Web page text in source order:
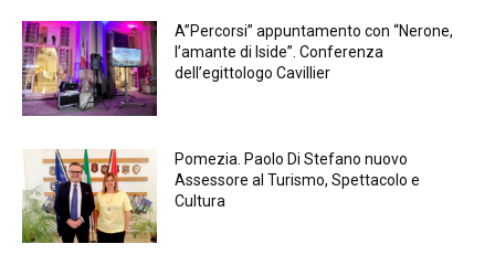
A”Percorsi” appuntamento con “Nerone,
l’amante di Iside”. Conferenza
dell’egittologo Cavillier
Pomezia. Paolo Di Stefano nuovo
Assessore al Turismo, Spettacolo e
Cultura